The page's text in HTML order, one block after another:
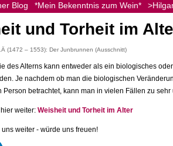
Blog *Mein Bekenntnis zum Wein*
und Torheit im
(1472 – 1553): Der Junbrunnen (Ausschnitt)
des Alterns kann entweder als ein biologisches
Je nachdem ob man die biologischen
Person betrachtet, kann man in vielen Fällen zu
weiter: Weisheit und Torheit im Alter
weiter - würde uns freuen!